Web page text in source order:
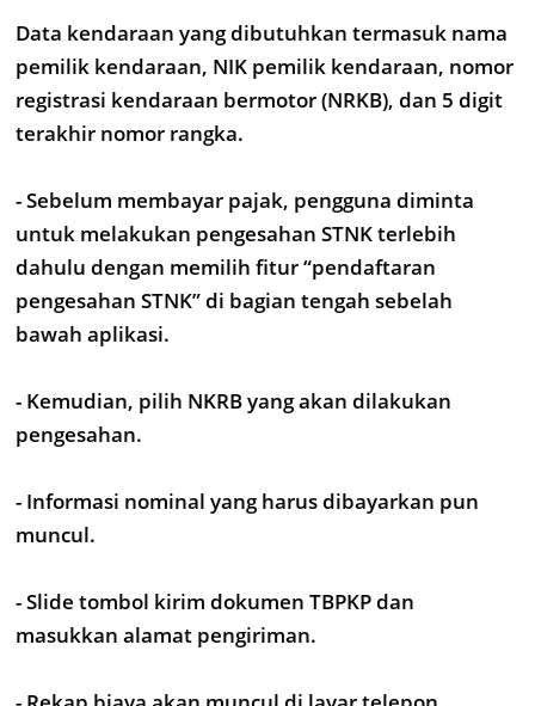
Data kendaraan yang dibutuhkan termasuk nama
pemilik kendaraan, NIK pemilik kendaraan, nomor
registrasi kendaraan bermotor (NRKB), dan 5 digit
terakhir nomor rangka.
- Sebelum membayar pajak, pengguna diminta
untuk melakukan pengesahan STNK terlebih
dahulu dengan memilih fitur “pendaftaran
pengesahan STNK” di bagian tengah sebelah
bawah aplikasi.
- Kemudian, pilih NKRB yang akan dilakukan
pengesahan.
- Informasi nominal yang harus dibayarkan pun
muncul.
- Slide tombol kirim dokumen TBPKP dan
masukkan alamat pengiriman.